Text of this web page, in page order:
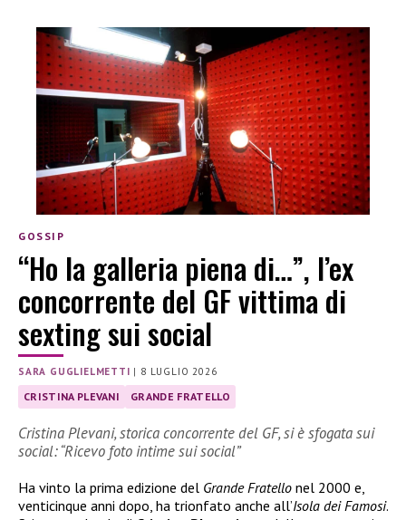
GOSSIP
“Ho la galleria piena di…”, l’ex
concorrente del GF vittima di
sexting sui social
SARA GUGLIELMETTI | 8 LUGLIO 2026
CRISTINA PLEVANI GRANDE FRATELLO
Cristina Plevani, storica concorrente del GF, si è sfogata sui
social: “Ricevo foto intime sui social”
Ha vinto la prima edizione del Grande Fratello nel 2000 e,
venticinque anni dopo, ha trionfato anche all’Isola dei Famosi.